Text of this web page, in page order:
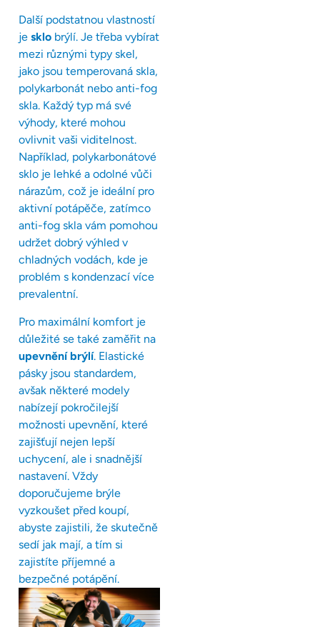
Další podstatnou vlastností
je sklo brýlí. Je třeba vybírat
mezi různými typy skel,
jako jsou temperovaná skla,
polykarbonát nebo anti-fog
skla. Každý typ má své
výhody, které mohou
ovlivnit vaši viditelnost.
Například, polykarbonátové
sklo je lehké a odolné vůči
nárazům, což je ideální pro
aktivní potápěče, zatímco
anti-fog skla vám pomohou
udržet dobrý výhled v
chladných vodách, kde je
problém s kondenzací více
prevalentní.
Pro maximální komfort je
důležité se také zaměřit na
upevnění brýlí. Elastické
pásky jsou standardem,
avšak některé modely
nabízejí pokročilejší
možnosti upevnění, které
zajišťují nejen lepší
uchycení, ale i snadnější
nastavení. Vždy
doporučujeme brýle
vyzkoušet před koupí,
abyste zajistili, že skutečně
sedí jak mají, a tím si
zajistíte příjemné a
bezpečné potápění.